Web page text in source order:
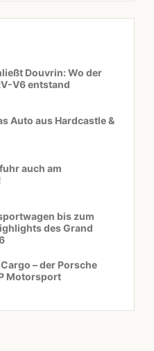
Douvrin: Wo der
V6 entstand
Auto aus Hardcastle &
auch am
bis zum
des Grand
– der Porsche
Motorsport